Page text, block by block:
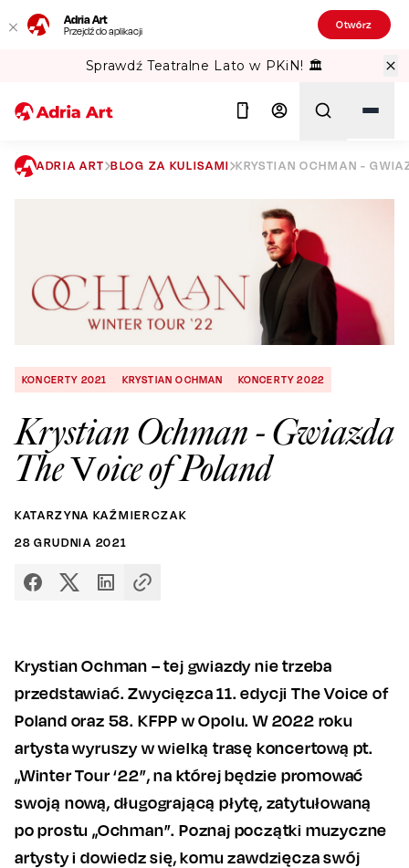
Adria Art
Przejdź do aplikacji Otwórz
Sprawdź Teatralne Lato w PKiN! 🏛️
ADRIA ART BLOG ZA KULISAMI KRYSTIAN OCHMAN -
KONCERTY 2021 KRYSTIAN OCHMAN KONCERTY 2022
Krystian Ochman - Gwiazda
The Voice of Poland
KATARZYNA KAŹMIERCZAK
28 GRUDNIA 2021
Krystian Ochman – tej gwiazdy nie trzeba
przedstawiać. Zwycięzca 11. edycji The Voice of
Poland oraz 58. KFPP w Opolu. W 2022 roku
artysta wyruszy w wielką trasę koncertową pt.
„Winter Tour ‘22”, na której będzie promować
swoją nową, długogrającą płytę, zatytułowaną
po prostu „Ochman”. Poznaj początki muzyczne
artysty i dowiedz się, komu zawdzięcza swój